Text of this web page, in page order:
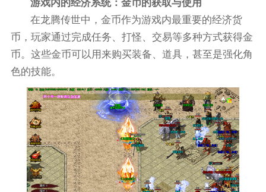
游戏内的经济系统：金币的获取与使用
在龙腾传世中，金币作为游戏内最重要的经济货
币，玩家通过完成任务、打怪、交易等多种方式获得金
币。这些金币可以用来购买装备、道具，甚至是强化角
色的技能。